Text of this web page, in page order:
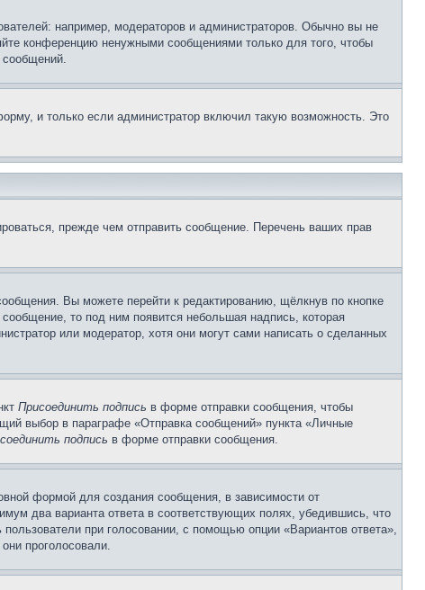
например, модераторов и администраторов. Обычно вы не
конференцию ненужными сообщениями только для того, чтобы
сообщений.
и только если администратор включил такую возможность. Это
прежде чем отправить сообщение. Перечень ваших прав
Вы можете перейти к редактированию, щёлкнув по кнопке
то под ним появится небольшая надпись, которая
или модератор, хотя они могут сами написать о сделанных
Присоединить подпись в форме отправки сообщения, чтобы
выбор в параграфе «Отправка сообщений» пункта «Личные
подпись в форме отправки сообщения.
формой для создания сообщения, в зависимости от
два варианта ответа в соответствующих полях, убедившись, что
при голосовании, с помощью опции «Вариантов ответа»,
проголосовали.